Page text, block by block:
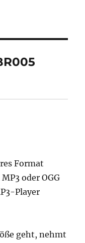
Format
oder OGG
Player
geht, nehmt